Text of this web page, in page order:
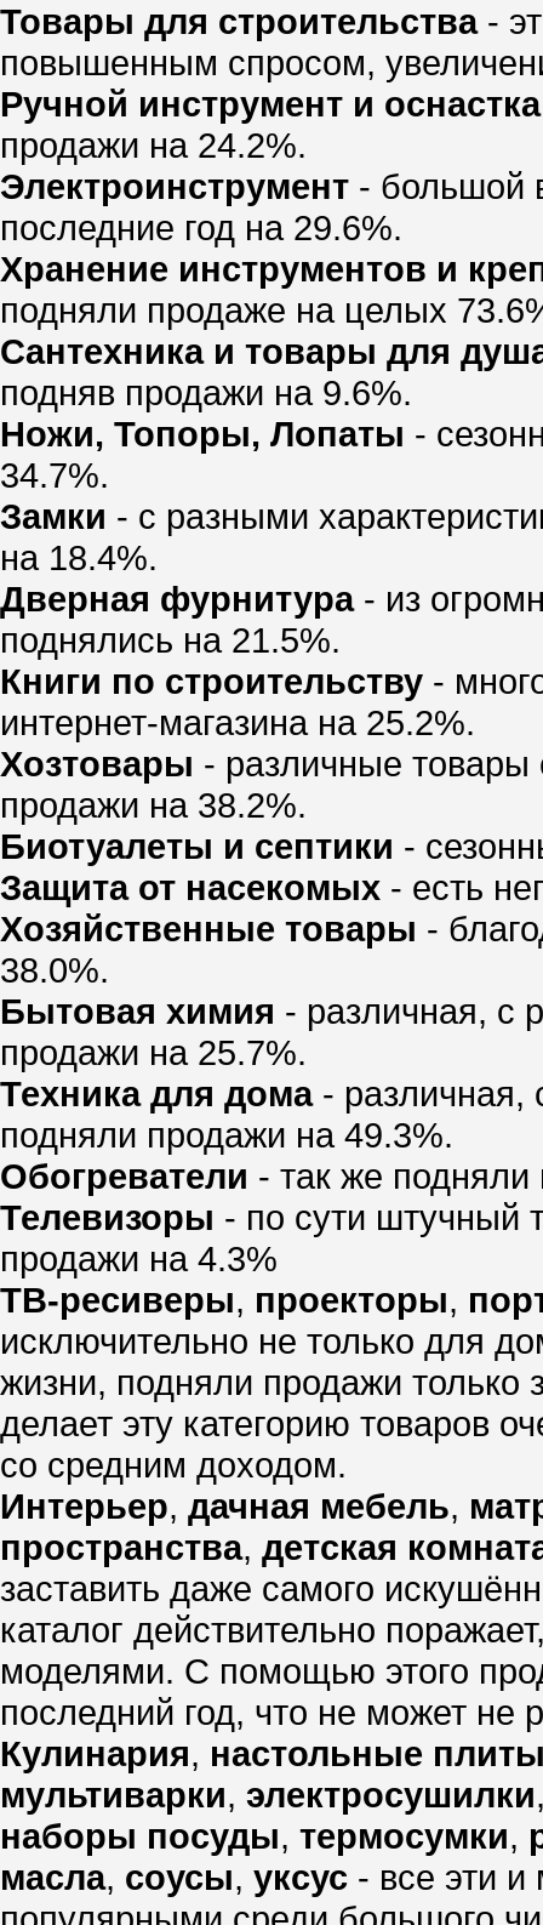
Товары для строительства-
повышенным спросом,
Ручной инструмент и оснастка
продажи на 24.2%.
Электроинструмент - большой
последние год на 29.6%.
Хранение инструментов и
подняли продаже на целых
Сантехника и товары для
подняв продажи на 9.6%.
Ножи, Топоры, Лопаты -
34.7%.
Замки - с разными
на 18.4%.
Дверная фурнитура- из
поднялись на 21.5%.
Книги по строительству -
интернет-магазина на 25.2%.
Хозтовары - различные товары
продажи на 38.2%.
Биотуалеты и септики -
Защита от насекомых - есть
Хозяйственные товары -
38.0%.
Бытовая химия - различная, с
продажи на 25.7%.
Техника для дома- различная,
подняли продажи на 49.3%.
Обогреватели - так же подняли
Телевизоры - по сути штучный
продажи на 4.3%
ТВ-ресиверы, проекторы,
исключительно не только для
жизни, подняли продажи только
делает эту категорию товаров
со средним доходом.
Интерьер, дачная мебель,
пространства, детская
заставить даже самого
каталог действительно
моделями. С помощью этого
последний год, что не может не
Кулинария, настольные
мультиварки, электросушилки
наборы посуды, термосумки,
масла, соусы, уксус - все эти и